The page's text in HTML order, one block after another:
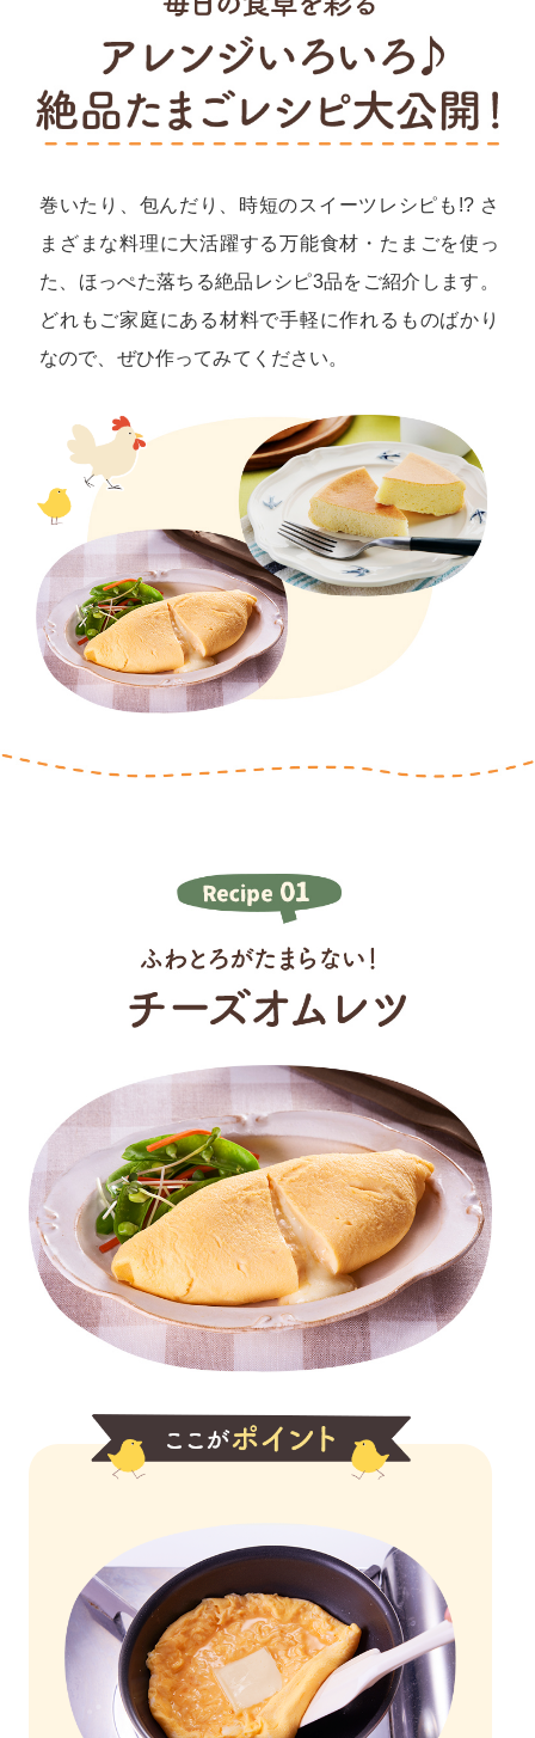
巻いたり、包んだり、時短のスイーツレシピも!? さ
まざまな料理に大活躍する万能食材・たまごを使っ
た、ほっぺた落ちる絶品レシピ3品をご紹介します。
どれもご家庭にある材料で手軽に作れるものばかり
なので、ぜひ作ってみてください。